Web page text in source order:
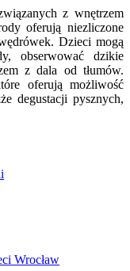
z wnętrzem
oferują niezliczone
Dzieci mogą
obserwować dzikie
z dala od tłumów.
oferują możliwość
degustacji pysznych,
Wrocław